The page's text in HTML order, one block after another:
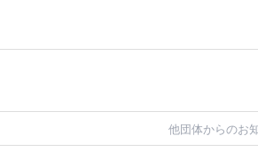
他団体からのお